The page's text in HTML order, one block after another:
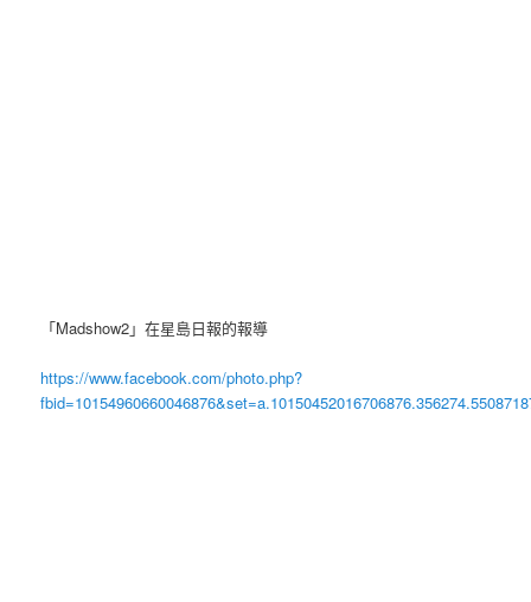
「Madshow2」在星島日報的報導
https://www.facebook.com/photo.php?